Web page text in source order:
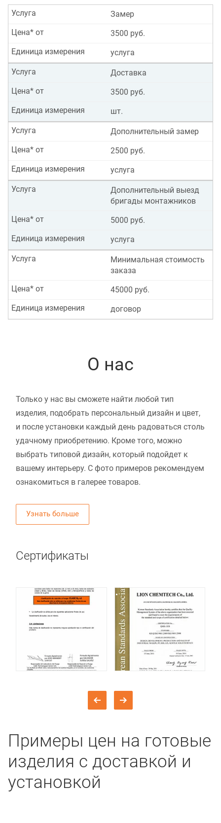
Замер
Услуга
3500 руб.
Цена* от
услуга
Единица измерения
Доставка
Услуга
3500 руб.
Цена* от
шт.
Единица измерения
Дополнительный замер
Услуга
2500 руб.
Цена* от
услуга
Единица измерения
Дополнительный выезд
бригады монтажников
Услуга
5000 руб.
Цена* от
услуга
Единица измерения
Минимальная стоимость
заказа
Услуга
45000 руб.
Цена* от
договор
Единица измерения
О нас
Только у нас вы сможете найти любой тип
изделия, подобрать персональный дизайн и цвет,
и после установки каждый день радоваться столь
удачному приобретению. Кроме того, можно
выбрать типовой дизайн, который подойдет к
вашему интерьеру. С фото примеров рекомендуем
ознакомиться в галерее товаров.
Узнать больше
Сертификаты
Примеры цен на готовые
изделия с доставкой и
установкой